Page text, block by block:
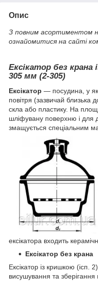
Опис
З повним асортиментом
ознайомитися на сайті
Ексікатор без крана
305 мм (2-305)
Ексікатор — посудина, у
повітря (зазвичай близька
скла або пластику. На
шліфувану поверхню і для
змащується спеціальним
ексікатора входить
Ексікатор без крана
Ексікатор із кришкою (ісп.
висушування та зберігання